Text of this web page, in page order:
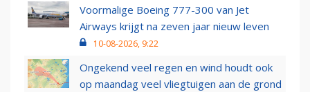
Voormalige Boeing 777-300 van Jet
Airways krijgt na zeven jaar nieuw leven
10-08-2026, 9:22
Ongekend veel regen en wind houdt ook
op maandag veel vliegtuigen aan de grond